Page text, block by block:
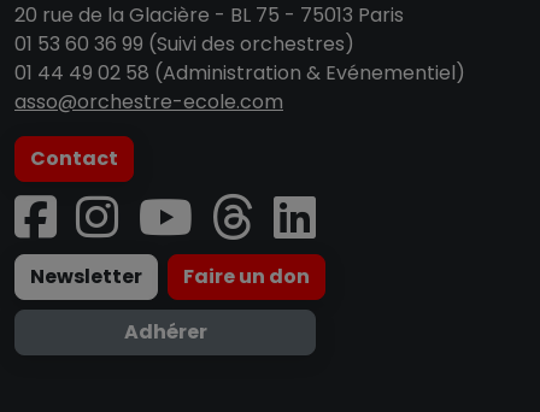
20 rue de la Glacière - BL 75 - 75013 Paris
01 53 60 36 99 (Suivi des orchestres)
01 44 49 02 58 (Administration & Evénementiel)
asso@orchestre-ecole.com
Contact
Newsletter
Faire un don
Adhérer